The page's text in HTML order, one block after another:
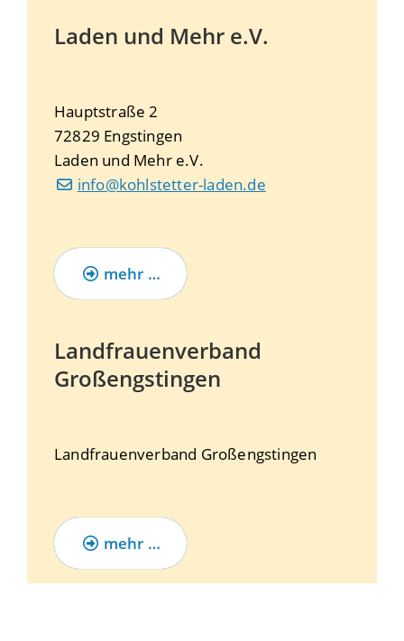
Laden und Mehr e.V.
Laden und Mehr e.V.
Hauptstraße 2
72829 Engstingen
info@kohlstetter-laden.de
mehr …
Landfrauenverband
Großengstingen
Landfrauenverband Großengstingen
mehr …